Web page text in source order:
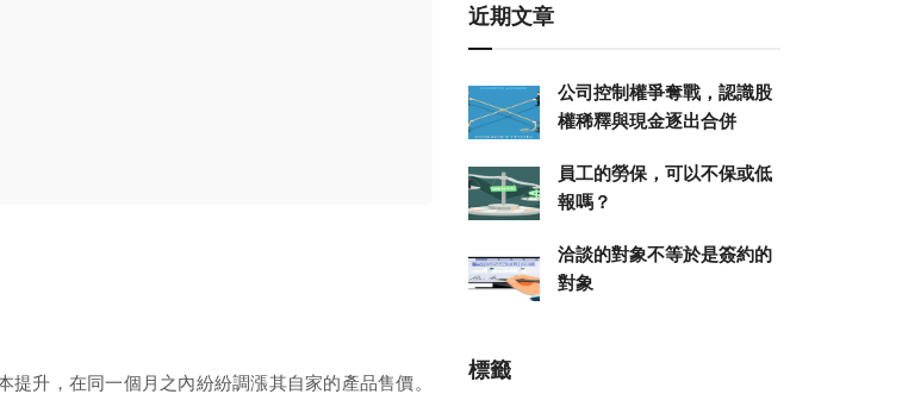
升，在同一個月之內紛紛調漲其自家的產品售價。
近期文章
公司控制權爭奪戰，認識股
權稀釋與現金逐出合併
員工的勞保，可以不保或低
報嗎？
洽談的對象不等於是簽約的
對象
標籤